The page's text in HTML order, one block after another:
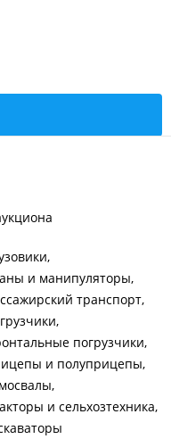
6 кор. 2
й этаж
и манипуляторы
транспорт
погрузчики
и полуприцепы
и сельхозтехника